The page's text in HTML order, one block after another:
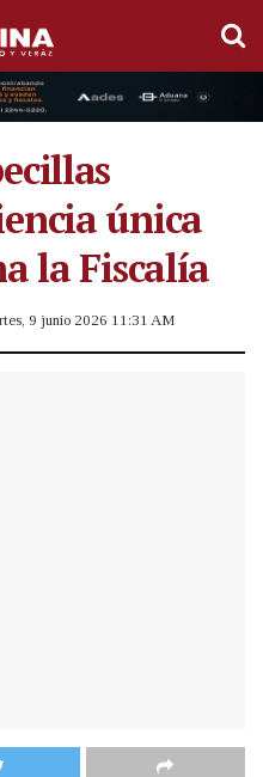
única
la Fiscalía
9 junio 2026 11:31 AM